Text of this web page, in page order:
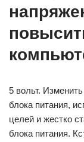
5 вольт.
блока питания,
целей и жестко
блока питания.